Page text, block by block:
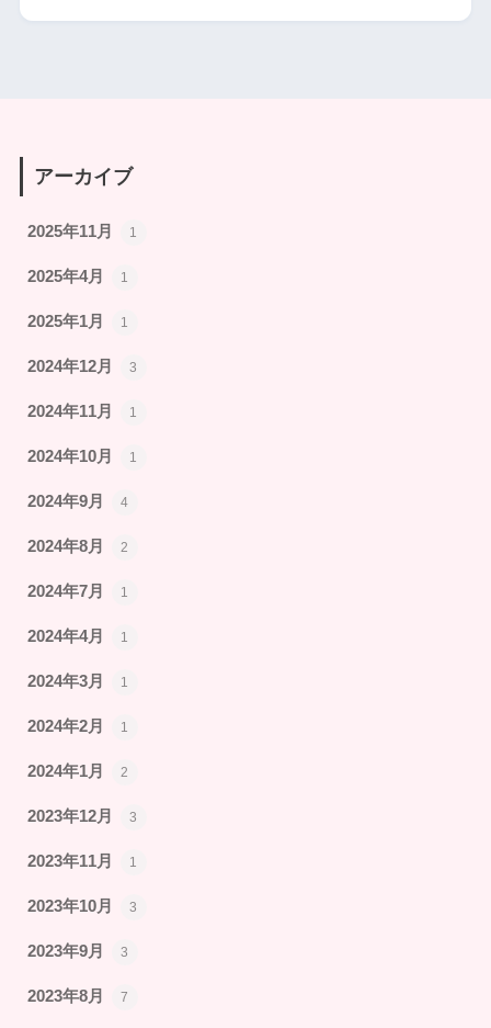
アーカイブ
2025年11月 1
2025年4月 1
2025年1月 1
2024年12月 3
2024年11月 1
2024年10月 1
2024年9月 4
2024年8月 2
2024年7月 1
2024年4月 1
2024年3月 1
2024年2月 1
2024年1月 2
2023年12月 3
2023年11月 1
2023年10月 3
2023年9月 3
2023年8月 7